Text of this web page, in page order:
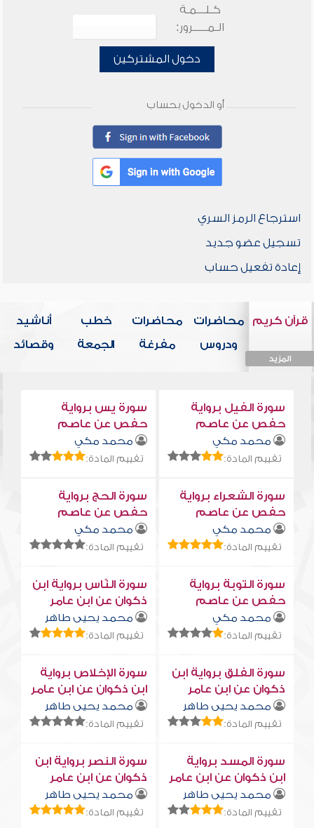
كـلـــمـة
الـمـــــرور:
دخول المشتركين
أو الدخول بحساب
استرجاع الرمز السري
تسجيل عضو جديد
إعادة تفعيل حساب
قرآن كريم
المزيد
محاضرات
ودروس
محاضرات
مفرغة
خطب
الجمعة
أناشيد
وقصائد
سورة الفيل برواية
حفص عن عاصم
محمد مكي
تقييم المادة:
سورة يس برواية
حفص عن عاصم
محمد مكي
تقييم المادة:
سورة الشعراء برواية
حفص عن عاصم
محمد مكي
تقييم المادة:
سورة الحج برواية
حفص عن عاصم
محمد مكي
تقييم المادة:
سورة التوبة برواية
حفص عن عاصم
محمد مكي
تقييم المادة:
سورة النّاس برواية ابن
ذكوان عن ابن عامر
محمد يحيى طاهر
تقييم المادة:
سورة الفلق برواية ابن
ذكوان عن ابن عامر
محمد يحيى طاهر
تقييم المادة:
سورة الإخلاص برواية
ابن ذكوان عن ابن عامر
محمد يحيى طاهر
تقييم المادة:
سورة المسد برواية
ابن ذكوان عن ابن عامر
محمد يحيى طاهر
تقييم المادة:
سورة النصر برواية ابن
ذكوان عن ابن عامر
محمد يحيى طاهر
تقييم المادة: